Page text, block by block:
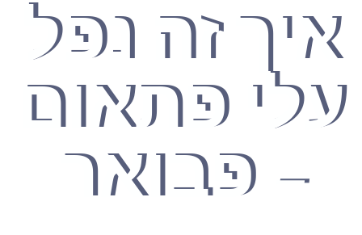
איך זה נפל
עלי פתאום
- פבואר